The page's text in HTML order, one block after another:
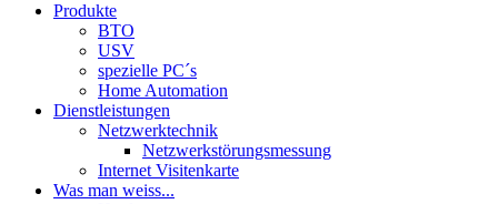
Produkte
BTO
USV
spezielle PC´s
Home Automation
Dienstleistungen
Netzwerktechnik
Netzwerkstörungsmessung
Internet Visitenkarte
Was man weiss...